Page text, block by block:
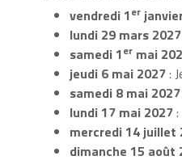
vendredi 1er
lundi 29 mars 2027
samedi 1ermai
jeudi 6 mai 2027:
samedi 8 mai 2027
lundi 17 mai 2027:
mercredi 14 juillet
dimanche 15 août